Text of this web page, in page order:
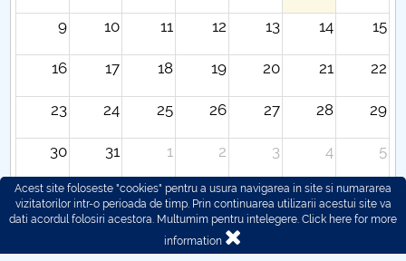
9 10 11 12 13 14 15
16 17 18 19 20 21 22
23 24 25 26 27 28 29
30 31 1 2 3 4 5
Acest site foloseste "cookies" pentru a usura navigarea in site si numararea
vizitatorilor intr-o perioada de timp. Prin continuarea utilizarii acestui site va
dati acordul folosiri acestora. Multumim pentru intelegere. Click here for more
information